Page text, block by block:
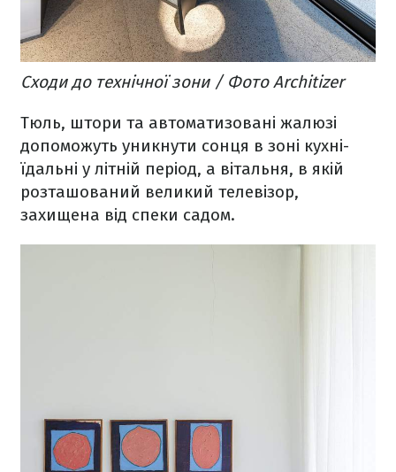
Сходи до технічної зони / Фото Architizer
Тюль, штори та автоматизовані жалюзі
допоможуть уникнути сонця в зоні кухні-
їдальні у літній період, а вітальня, в якій
розташований великий телевізор,
захищена від спеки садом.